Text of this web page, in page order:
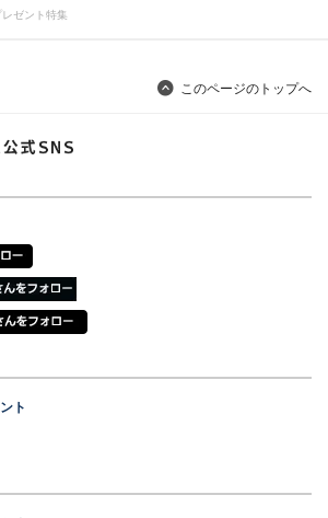
レゼント特集
このページのトップへ
ト